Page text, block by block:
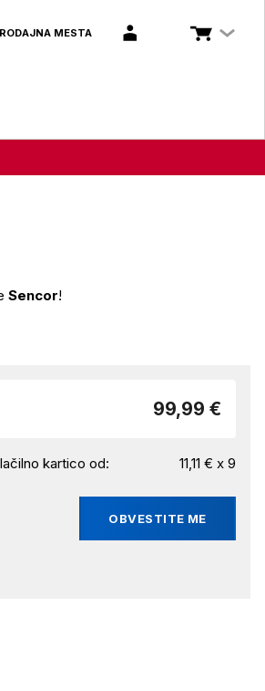
MESTA
Sencor!
99,99 €
kartico od: 11,11 € x 9
OBVESTITE ME